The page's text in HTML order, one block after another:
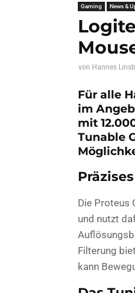
Gaming News &
von Hannes
Für alle
im
mit
Tunable
Die Proteus
und nutzt
Filterung
kann